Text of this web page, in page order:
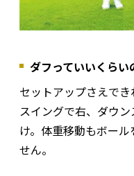
ダフっていいくら
セットアップさえで
スイングで右、ダウ
け。体重移動もボー
せん。